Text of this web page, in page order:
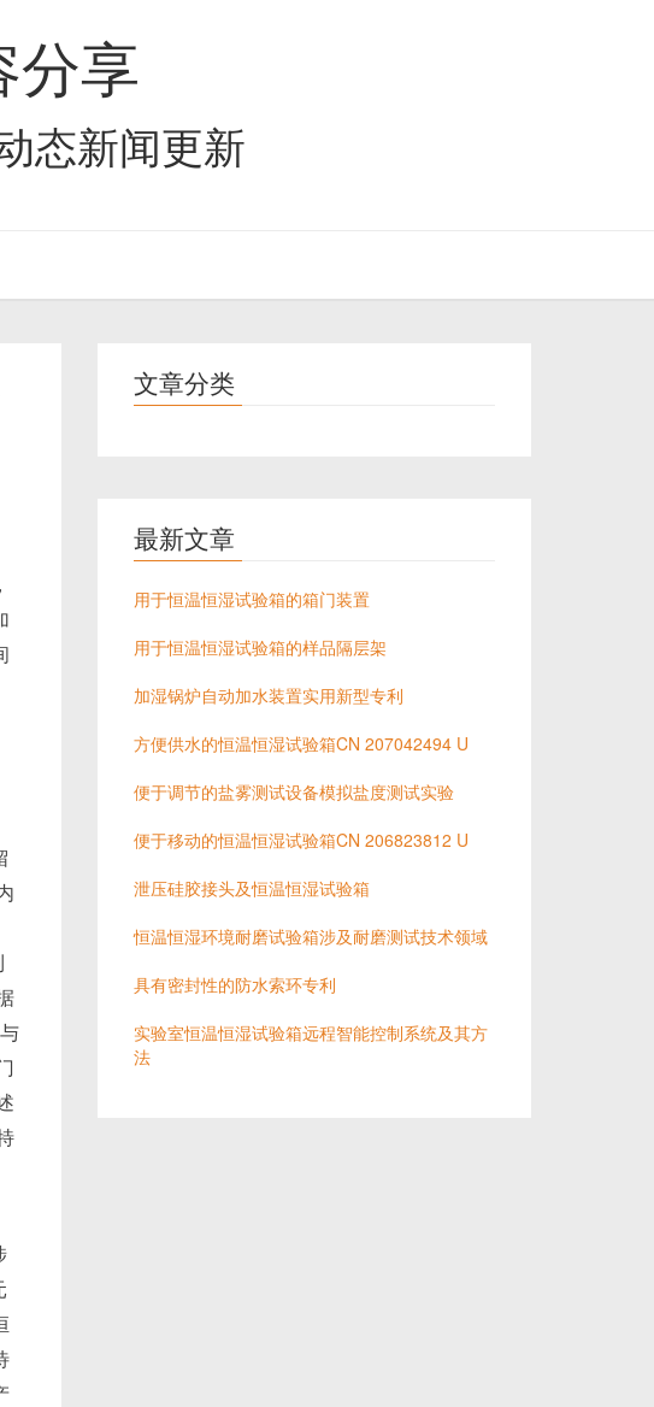
分享
态新闻更新
文章分类
最新文章
用于恒温恒湿试验箱的箱门装置
用于恒温恒湿试验箱的样品隔层架
加湿锅炉自动加水装置实用新型专利
方便供水的恒温恒湿试验箱CN 207042494 U
便于调节的盐雾测试设备模拟盐度测试实验
便于移动的恒温恒湿试验箱CN 206823812 U
泄压硅胶接头及恒温恒湿试验箱
恒温恒湿环境耐磨试验箱涉及耐磨测试技术领域
具有密封性的防水索环专利
实验室恒温恒湿试验箱远程智能控制系统及其方
法